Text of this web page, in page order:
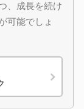
、成長を続け
可能でしょ